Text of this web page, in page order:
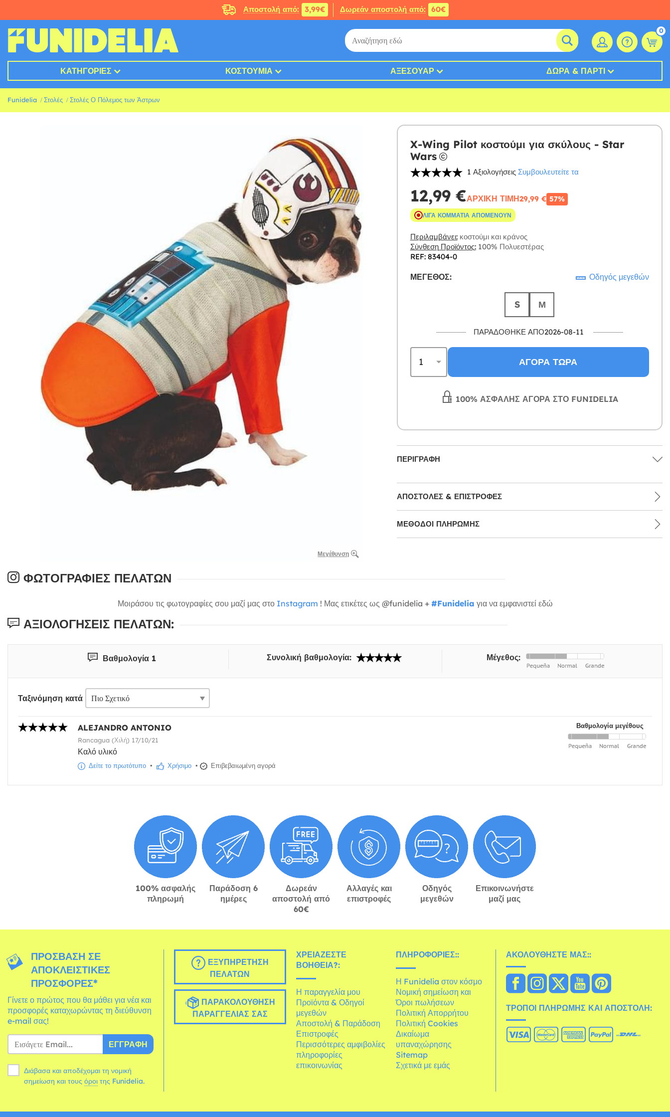
Αποστολή από: 3,99€ Δωρεάν αποστολή από: 60€
0
ΚΑΤΗΓΟΡΊΕΣ ΚΟΣΤΟΎΜΙΑ ΑΞΕΣΟΥΆΡ ΔΏΡΑ & ΠΆΡΤΙ
Funidelia Στολές Στολές Ο Πόλεμος των Άστρων
Μεγέθυνση
X-Wing Pilot κοστούμι για σκύλους - Star
Wars
1 Αξιολογήσεις Συμβουλευτείτε τα
12,99 €ΑΡΧΙΚΉ ΤΙΜΉ29,99 € 57%
ΛΊΓΑ ΚΟΜΜΆΤΙΑ ΑΠΟΜΈΝΟΥΝ
Περιλαμβάνει:κοστούμι και κράνος
Σύνθεση Προϊόντος:100% Πολυεστέρας
REF: 83404-0
ΜΈΓΕΘΟΣ: Οδηγός μεγεθών
S Μ
ΠΑΡΑΔΌΘΗΚΕ ΑΠΌ2026-08-11
ΑΓΟΡΆ ΤΏΡΑ
100% ΑΣΦΑΛΉΣ ΑΓΟΡΆ ΣΤΟ FUNIDELIA
ΠΕΡΙΓΡΑΦΉ
ΑΠΟΣΤΟΛΈΣ & ΕΠΙΣΤΡΟΦΈΣ
ΜΕΘΌΔΟΙ ΠΛΗΡΩΜΉΣ
ΦΩΤΟΓΡΑΦΊΕΣ ΠΕΛΑΤΏΝ
Μοιράσου τις φωτογραφίες σου μαζί μας στο Instagram ! Μας ετικέτες ως @funidelia + #Funidelia για να εμφανιστεί εδώ
ΑΞΙΟΛΟΓΉΣΕΙΣ ΠΕΛΑΤΏΝ:
Βαθμολογία 1 Συνολική βαθμολογία: Μέγεθος:
Ταξινόμηση κατά
Βαθμολογία μεγέθους
ALEJANDRO ANTONIO
Rancagua (Χιλή) 17/10/21
Καλό υλικό
Δείτε το πρωτότυπο • Χρήσιμο • Επιβεβαιωμένη αγορά
100% ασφαλής
πληρωμή
Παράδοση 6
ημέρες
Δωρεάν
αποστολή από
60€
Αλλαγές και
επιστροφές
Οδηγός
μεγεθών
Επικοινωνήστε
μαζί μας
ΠΡΌΣΒΑΣΗ ΣΕ
ΑΠΟΚΛΕΙΣΤΙΚΈΣ
ΠΡΟΣΦΟΡΈΣ*
Γίνετε ο πρώτος που θα μάθει για νέα και
προσφορές καταχωρώντας τη διεύθυνση
e-mail σας!
ΕΓΓΡΑΦΉ
Διάβασα και αποδέχομαι τη νομική
σημείωση και τους όροι της Funidelia.
ΕΞΥΠΗΡΈΤΗΣΗ
ΠΕΛΑΤΏΝ
ΠΑΡΑΚΟΛΟΎΘΗΣΗ
ΠΑΡΑΓΓΕΛΊΑΣ ΣΑΣ
ΧΡΕΙΆΖΕΣΤΕ
ΒΟΉΘΕΙΑ?:
Η παραγγελία μου
Προϊόντα & Οδηγοί
μεγεθών
Αποστολή & Παράδοση
Επιστροφές
Περισσότερες αμφιβολίες
πληροφορίες
επικοινωνίας
ΠΛΗΡΟΦΟΡΊΕΣ::
Η Funidelia στον κόσμο
Νομική σημείωση και
Όροι πωλήσεων
Πολιτική Απορρήτου
Πολιτική Cookies
Δικαίωμα
υπαναχώρησης
Sitemap
Σχετικά με εμάς
ΑΚΟΛΟΥΘΉΣΤΕ ΜΑΣ::
ΤΡΌΠΟΙ ΠΛΗΡΩΜΉΣ ΚΑΙ ΑΠΟΣΤΟΛΉ: